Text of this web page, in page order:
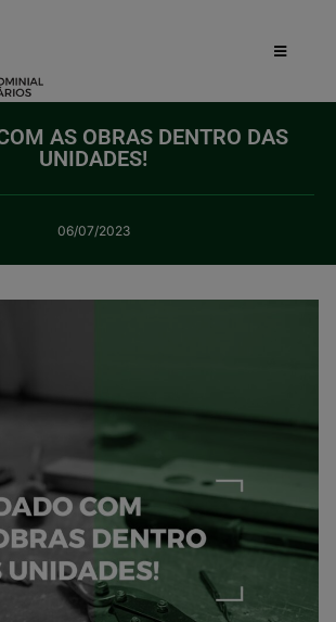
AS OBRAS DENTRO DAS
UNIDADES!
06/07/2023